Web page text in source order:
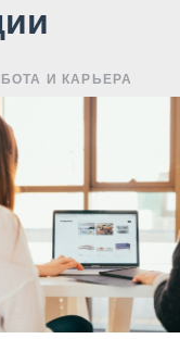
И КАРЬЕРА